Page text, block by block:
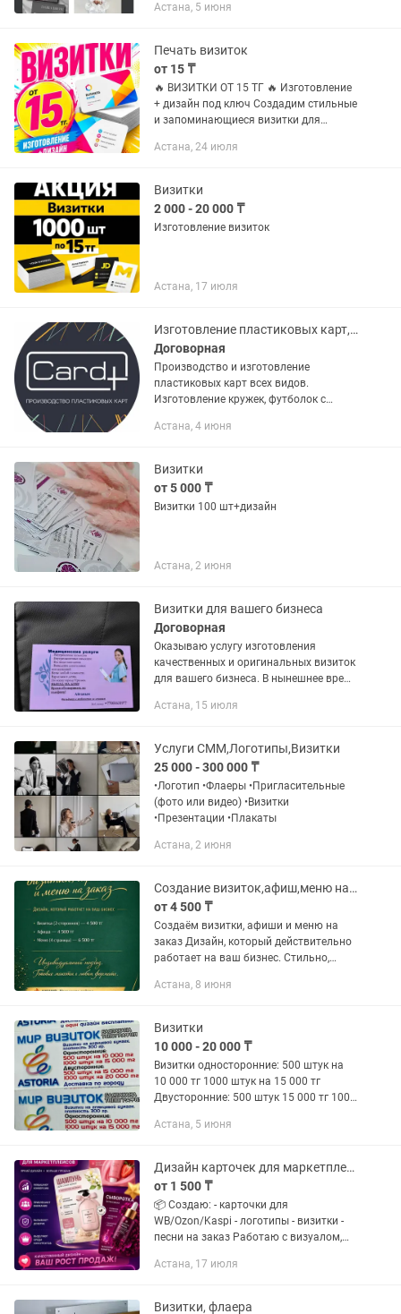
первое впечатление и подчеркнуть
Астана, 5 июня
Печать визиток
от 15 ₸
🔥 ВИЗИТКИ ОТ 15 ТГ 🔥 Изготовление
+ дизайн под ключ Создадим стильные
и запоминающиеся визитки для
дизайн, качественная печать и
Минимальный...
Астана, 24 июля
Визитки
2 000 - 20 000 ₸
Изготовление визиток
Астана, 17 июля
Изготовление пластиковых карт, бейджей, визиток, ленты и мн другое
Договорная
Производство и изготовление
пластиковых карт всех видов.
Изготовление кружек, футболок с
ленты ( ланьярды с нанесением)!
пакеты и...
Астана, 4 июня
Визитки
от 5 000 ₸
Визитки 100 шт+дизайн
Астана, 2 июня
Визитки для вашего бизнеса
Договорная
Оказываю услугу изготовления
качественных и оригинальных визиток
для вашего бизнеса. В нынешнее время
представляется. С помощью визитки
Астана, 15 июля
Услуги СММ,Логотипы,Визитки
25 000 - 300 000 ₸
•Логотип •Флаеры •Пригласительные
(фото или видео) •Визитки
•Презентации •Плакаты
Астана, 2 июня
Создание визиток,афиш,меню на заказ
от 4 500 ₸
Создаём визитки, афиши и меню на
заказ Дизайн, который действительно
работает на ваш бизнес. Стильно,
пожеланий. Что вы получаете: •
•...
Астана, 8 июня
Визитки
10 000 - 20 000 ₸
Визитки односторонние: 500 штук на
10 000 тг 1000 штук на 15 000 тг
Двусторонние: 500 штук 15 000 тг 1000
бесплатно!
Астана, 5 июня
Дизайн карточек для маркетплейсов/инфографика/ визитки/ логотипы
от 1 500 ₸
📦 Создаю: - карточки для
WB/Ozon/Kaspi - логотипы - визитки -
песни на заказ Работаю с визуалом,
• увеличивает кликабельность •
Астана, 17 июля
Визитки, флаера